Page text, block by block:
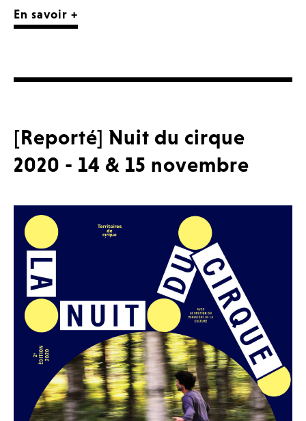
En savoir +
[Reporté] Nuit du cirque
2020 - 14 & 15 novembre